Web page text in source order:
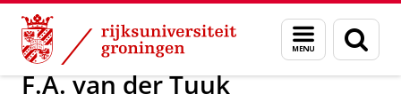
Skip
Content
Skip
Navigation
Menu
en
zoeken
Over ons F.A. van der Tuuk
F.A. van der Tuuk